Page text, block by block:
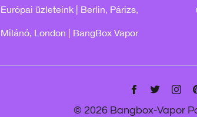
Európai üzleteink | Berlin, Párizs,
Milánó, London | BangBox Vapor
© 2026 Bangbox-Vapor